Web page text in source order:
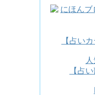
【占い
【占